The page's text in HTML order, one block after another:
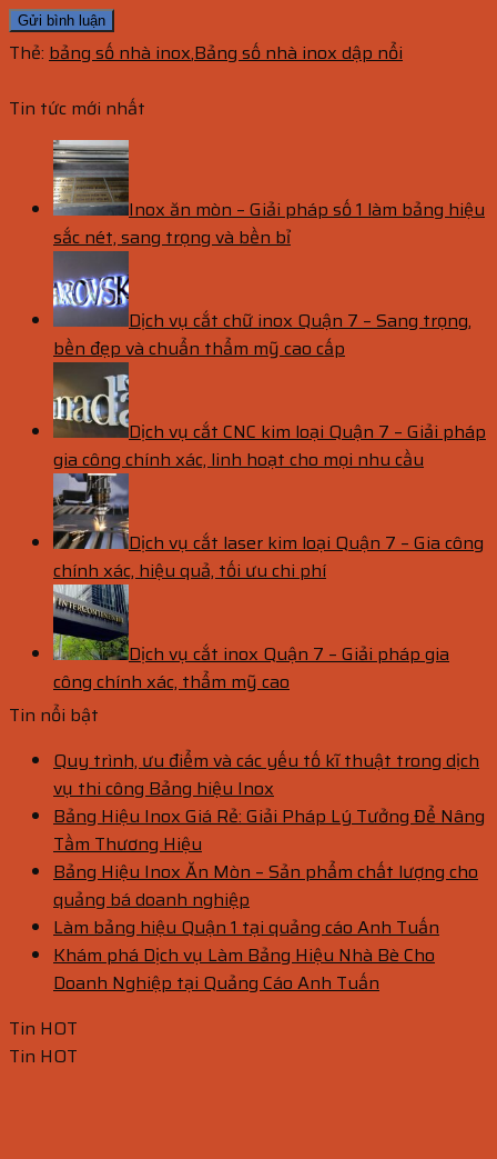
Thẻ: bảng số nhà inox,Bảng số nhà inox dập nổi
Tin tức mới nhất
Inox ăn mòn – Giải pháp số 1 làm bảng hiệu
sắc nét, sang trọng và bền bỉ
Dịch vụ cắt chữ inox Quận 7 – Sang trọng,
bền đẹp và chuẩn thẩm mỹ cao cấp
Dịch vụ cắt CNC kim loại Quận 7 – Giải pháp
gia công chính xác, linh hoạt cho mọi nhu cầu
Dịch vụ cắt laser kim loại Quận 7 – Gia công
chính xác, hiệu quả, tối ưu chi phí
Dịch vụ cắt inox Quận 7 – Giải pháp gia
công chính xác, thẩm mỹ cao
Tin nổi bật
Quy trình, ưu điểm và các yếu tố kĩ thuật trong dịch
vụ thi công Bảng hiệu Inox
Bảng Hiệu Inox Giá Rẻ: Giải Pháp Lý Tưởng Để Nâng
Tầm Thương Hiệu
Bảng Hiệu Inox Ăn Mòn – Sản phẩm chất lượng cho
quảng bá doanh nghiệp
Làm bảng hiệu Quận 1 tại quảng cáo Anh Tuấn
Khám phá Dịch vụ Làm Bảng Hiệu Nhà Bè Cho
Doanh Nghiệp tại Quảng Cáo Anh Tuấn
Tin HOT
Tin HOT